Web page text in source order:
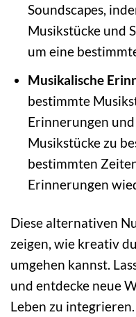
Soundscapes,
Musikstücke und
um eine
Musikalische
bestimmte
Erinnerungen und
Musikstücke zu
bestimmten
Erinnerungen
Diese alternativen
zeigen, wie kreativ
umgehen kannst.
und entdecke neue
Leben zu integrieren.